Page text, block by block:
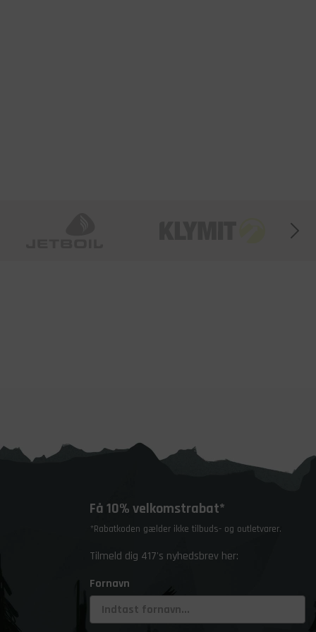
Få 10% velkomstrabat*
*Rabatkoden gælder ikke tilbuds- og outletvarer.
Tilmeld dig 417's nyhedsbrev her:
Fornavn